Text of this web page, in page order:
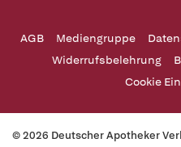
AGB Mediengruppe
Widerrufsbelehrung
Cookie
© 2026 Deutscher Apotheker